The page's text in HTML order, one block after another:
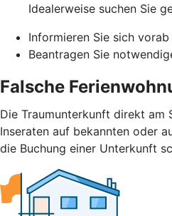
Idealerweise suchen Sie
Informieren Sie sich
Beantragen Sie
Falsche
Die Traumunterkunft direkt am
Inseraten auf bekannten oder
die Buchung einer Unterkunft